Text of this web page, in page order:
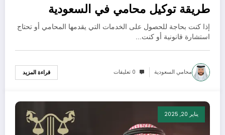
طريقة توكيل محامي في السعودية
إذا كنت بحاجة للحصول على الخدمات التي يقدمها المحامي أو تحتاج
استشارة قانونية أو كنت…
محامي السعودية 0 تعليقات قراءة المزيد
يناير 20, 2025